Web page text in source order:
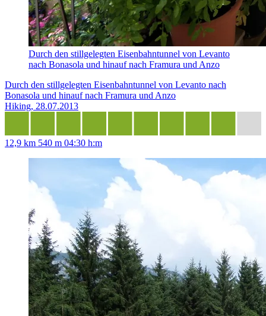
Durch den stillgelegten Eisenbahntunnel von Levanto
nach Bonasola und hinauf nach Framura und Anzo
Durch den stillgelegten Eisenbahntunnel von Levanto nach
Bonasola und hinauf nach Framura und Anzo
Hiking, 28.07.2013
12,9 km 540 m 04:30 h:m